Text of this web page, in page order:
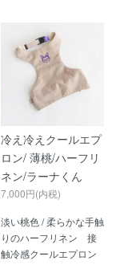
冷え冷えクールエプ
ロン/ 薄桃/ハーフリ
ネン/ラーナくん
7,000円(内税)
淡い桃色 / 柔らかな手触
りのハーフリネン 接
触冷感クールエプロン